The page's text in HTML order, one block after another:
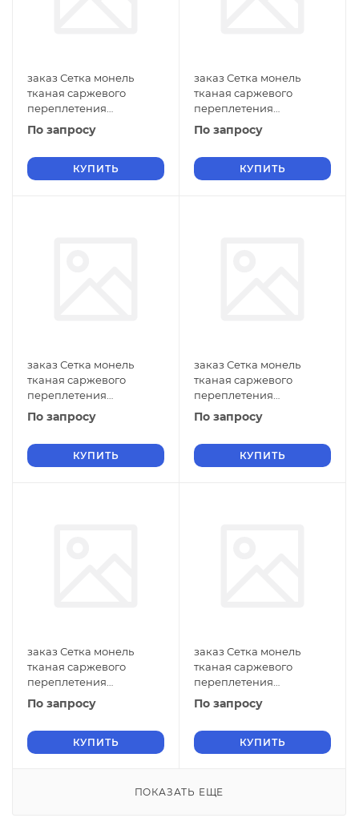
заказ Сетка монель
тканая саржевого
переплетения
двусторонняя
фильтровая 0,7х0,18 мм
ячейки
По запросу
КУПИТЬ
заказ Сетка монель
тканая саржевого
переплетения
двусторонняя
фильтровая 0,7х0,16 мм
ячейки
По запросу
КУПИТЬ
заказ Сетка монель
тканая саржевого
переплетения
двусторонняя
фильтровая 0,7х0,14 мм
ячейки
По запросу
КУПИТЬ
заказ Сетка монель
тканая саржевого
переплетения
двусторонняя
фильтровая 0,6х0,6 мм
ячейки
По запросу
КУПИТЬ
заказ Сетка монель
тканая саржевого
переплетения
двусторонняя
фильтровая 0,6х0,5 мм
ячейки
По запросу
КУПИТЬ
заказ Сетка монель
тканая саржевого
переплетения
двусторонняя
фильтровая 0,6х0,4 мм
ячейки
По запросу
КУПИТЬ
ПОКАЗАТЬ ЕЩЕ